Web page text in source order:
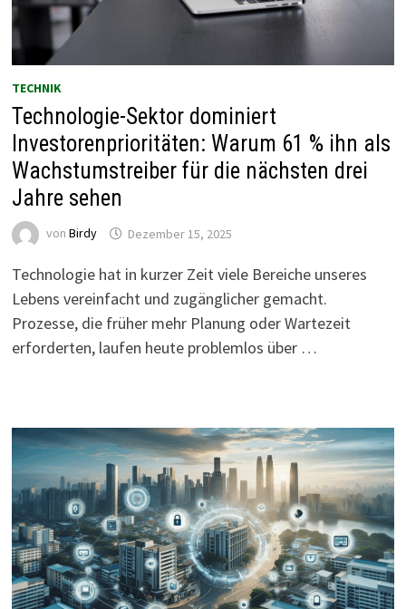
TECHNIK
Technologie-Sektor dominiert
Investorenprioritäten: Warum 61 % ihn als
Wachstumstreiber für die nächsten drei
Jahre sehen
von Birdy Dezember 15, 2025
Technologie hat in kurzer Zeit viele Bereiche unseres
Lebens vereinfacht und zugänglicher gemacht.
Prozesse, die früher mehr Planung oder Wartezeit
erforderten, laufen heute problemlos über …